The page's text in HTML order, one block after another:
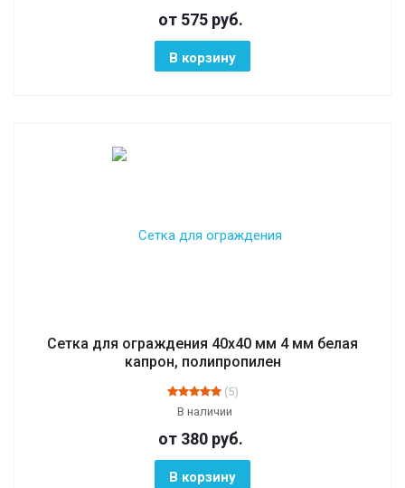
от 575 руб.
В корзину
Сетка для ограждения 40х40 мм 4 мм белая
капрон, полипропилен
(5)
В наличии
от 380 руб.
В корзину